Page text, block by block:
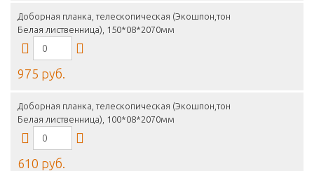
Доборная планка, телескопическая (Экошпон,тон
Белая лиственница), 150*08*2070мм
975 руб.
Доборная планка, телескопическая (Экошпон,тон
Белая лиственница), 100*08*2070мм
610 руб.